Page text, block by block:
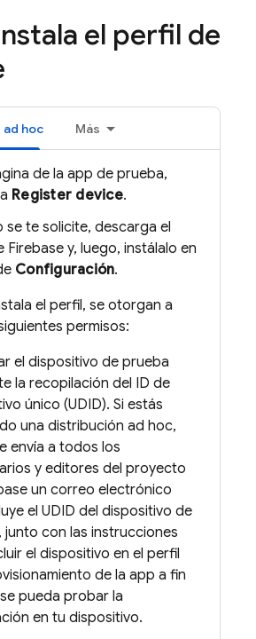
el perfil de
hoc Más
de la app de prueba,
Register device.
se te solicite, descarga el
Firebase y, luego, instálalo en
Configuración.
el perfil, se otorgan a
permisos:
el dispositivo de prueba
la recopilación del ID de
único (UDID). Si estás
una distribución ad hoc,
envía a todos los
y editores del proyecto
un correo electrónico
el UDID del dispositivo de
junto con las instrucciones
el dispositivo en el perfil
de la app a fin
pueda probar la
en tu dispositivo.